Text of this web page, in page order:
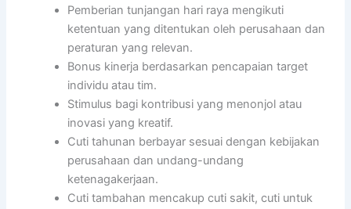
Pemberian tunjangan hari raya mengikuti
ketentuan yang ditentukan oleh perusahaan dan
peraturan yang relevan.
Bonus kinerja berdasarkan pencapaian target
individu atau tim.
Stimulus bagi kontribusi yang menonjol atau
inovasi yang kreatif.
Cuti tahunan berbayar sesuai dengan kebijakan
perusahaan dan undang-undang
ketenagakerjaan.
Cuti tambahan mencakup cuti sakit, cuti untuk